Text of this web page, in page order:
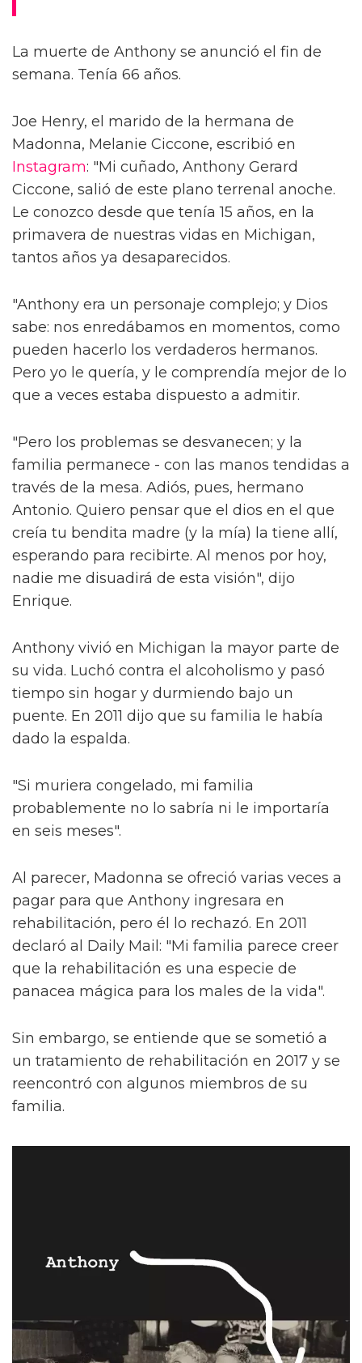
La muerte de Anthony se anunció el fin de
semana. Tenía 66 años.
Joe Henry, el marido de la hermana de
Madonna, Melanie Ciccone, escribió en
Instagram: "Mi cuñado, Anthony Gerard
Ciccone, salió de este plano terrenal anoche.
Le conozco desde que tenía 15 años, en la
primavera de nuestras vidas en Michigan,
tantos años ya desaparecidos.
"Anthony era un personaje complejo; y Dios
sabe: nos enredábamos en momentos, como
pueden hacerlo los verdaderos hermanos.
Pero yo le quería, y le comprendía mejor de lo
que a veces estaba dispuesto a admitir.
"Pero los problemas se desvanecen; y la
familia permanece - con las manos tendidas a
través de la mesa. Adiós, pues, hermano
Antonio. Quiero pensar que el dios en el que
creía tu bendita madre (y la mía) la tiene allí,
esperando para recibirte. Al menos por hoy,
nadie me disuadirá de esta visión", dijo
Enrique.
Anthony vivió en Michigan la mayor parte de
su vida. Luchó contra el alcoholismo y pasó
tiempo sin hogar y durmiendo bajo un
puente. En 2011 dijo que su familia le había
dado la espalda.
"Si muriera congelado, mi familia
probablemente no lo sabría ni le importaría
en seis meses".
Al parecer, Madonna se ofreció varias veces a
pagar para que Anthony ingresara en
rehabilitación, pero él lo rechazó. En 2011
declaró al Daily Mail: "Mi familia parece creer
que la rehabilitación es una especie de
panacea mágica para los males de la vida".
Sin embargo, se entiende que se sometió a
un tratamiento de rehabilitación en 2017 y se
reencontró con algunos miembros de su
familia.